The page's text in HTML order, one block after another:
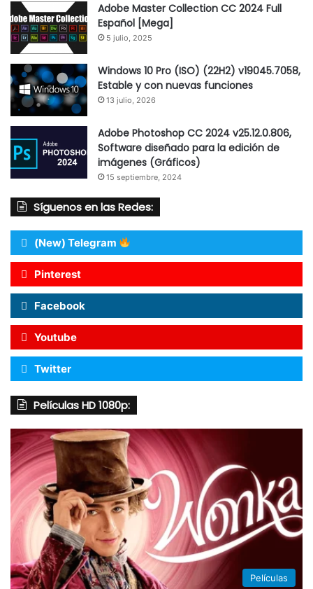
Adobe Master Collection CC 2024 Full
Español [Mega]
5 julio, 2025
Windows 10 Pro (ISO) (22H2) v19045.7058,
Estable y con nuevas funciones
13 julio, 2026
Adobe Photoshop CC 2024 v25.12.0.806,
Software diseñado para la edición de
imágenes (Gráficos)
15 septiembre, 2024
Síguenos en las Redes:
(New) Telegram
Pinterest
Facebook
Youtube
Twitter
Películas HD 1080p:
Películas